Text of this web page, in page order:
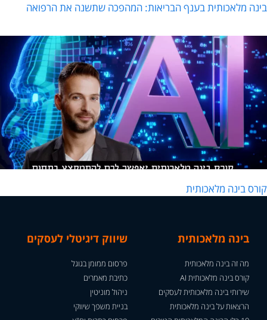
מלאכותית בענף הבריאות: המהפכה שתשנה את הרפואה
בינה מלאכותית
בינה מלאכותית
מה זה בינה מלאכותית
קורס בינה מלאכותית AI
שירותי בינה מלאכותית לעסקים
הרצאות על בינה מלאכותית
שיווק דיגיטלי לעסקים
פרסום ממומן בגוגל
כתיבת מאמרים
ניהול מוניטין
בניית משפך שיווקי